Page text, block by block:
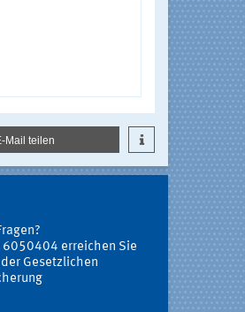
Mail teilen
erreichen Sie
Gesetzlichen